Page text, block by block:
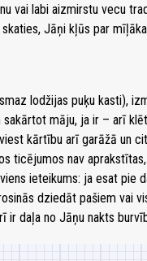
vai labi aizmirstu vecu
skaties, Jāņi kļūs par
lodžijas puķu kasti),
sakārtot māju, ja ir – arī
kārtību arī garāžā un
ticējumos nav
ieteikums: ja esat pie
dziedāt pašiem vai
ir daļa no Jāņu nakts